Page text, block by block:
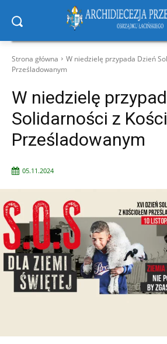
Strona główna
W niedzielę przypada Dzień
Prześladowanym
W niedzielę
Solidarności z
Prześladowanym
05.11.2024